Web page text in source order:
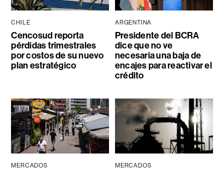
CHILE
Cencosud reporta
pérdidas trimestrales
por costos de su nuevo
plan estratégico
ARGENTINA
Presidente del BCRA
dice que no ve
necesaria una baja de
encajes para reactivar el
crédito
MERCADOS MERCADOS